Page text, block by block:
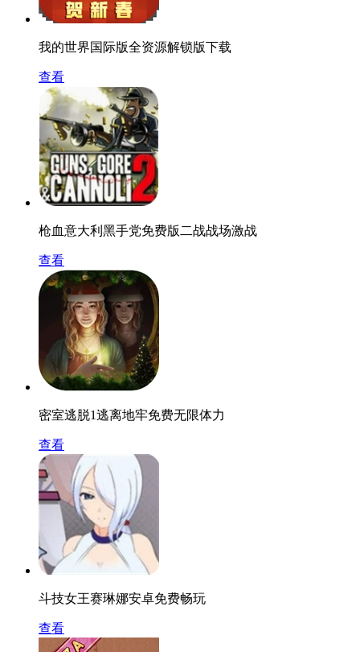
我的世界国际版全资源解锁版下载
查看
枪血意大利黑手党免费版二战战场激战
查看
密室逃脱1逃离地牢免费无限体力
查看
斗技女王赛琳娜安卓免费畅玩
查看